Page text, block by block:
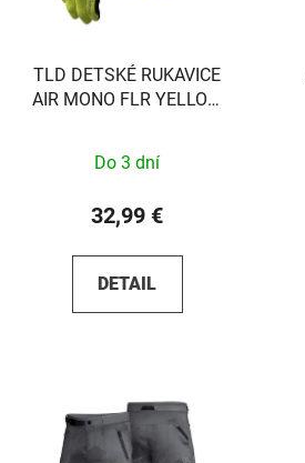
TLD DETSKÉ RUKAVICE
AIR MONO FLR YELLOW
Do 3 dní
32,99 €
DETAIL